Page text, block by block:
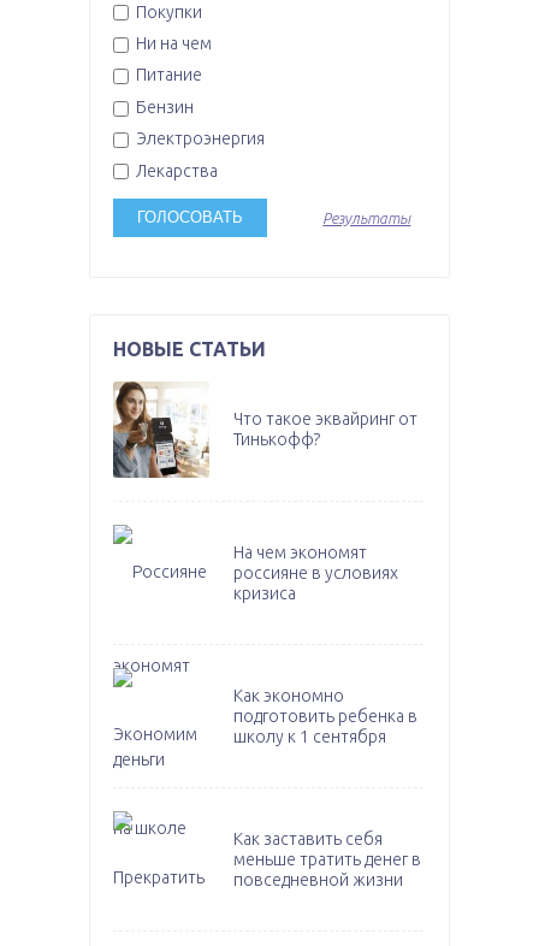
Покупки
Ни на чем
Питание
Бензин
Электроэнергия
Лекарства
Результаты
НОВЫЕ СТАТЬИ
Что такое эквайринг от
Тинькофф?
На чем экономят
россияне в условиях
кризиса
Как экономно
подготовить ребенка в
школу к 1 сентября
Как заставить себя
меньше тратить денег в
повседневной жизни